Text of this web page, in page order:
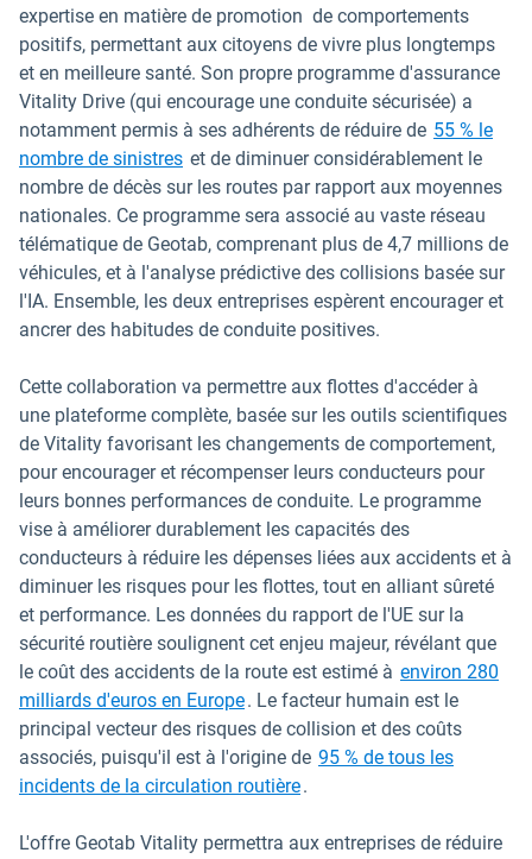
expertise en matière de promotion de comportements
positifs, permettant aux citoyens de vivre plus longtemps
et en meilleure santé. Son propre programme d'assurance
Vitality Drive (qui encourage une conduite sécurisée) a
notamment permis à ses adhérents de réduire de 55 % le
nombre de sinistresOuvrir dans une nouvelle fenêtre
et de diminuer considérablement le
nombre de décès sur les routes par rapport aux moyennes
nationales. Ce programme sera associé au vaste réseau
télématique de Geotab, comprenant plus de 4,7 millions de
véhicules, et à l'analyse prédictive des collisions basée sur
l'IA. Ensemble, les deux entreprises espèrent encourager et
ancrer des habitudes de conduite positives.
Cette collaboration va permettre aux flottes d'accéder à
une plateforme complète, basée sur les outils scientifiques
de Vitality favorisant les changements de comportement,
pour encourager et récompenser leurs conducteurs pour
leurs bonnes performances de conduite. Le programme
vise à améliorer durablement les capacités des
conducteurs à réduire les dépenses liées aux accidents et à
diminuer les risques pour les flottes, tout en alliant sûreté
et performance. Les données du rapport de l'UE sur la
sécurité routière soulignent cet enjeu majeur, révélant que
le coût des accidents de la route est estimé à environ 280
milliards d'euros en EuropeOuvrir dans une nouvelle fenêtre
. Le facteur humain est le
principal vecteur des risques de collision et des coûts
associés, puisqu'il est à l'origine de 95 % de tous les
incidents de la circulation routièreOuvrir dans une nouvelle
.
L'offre Geotab Vitality permettra aux entreprises de réduire